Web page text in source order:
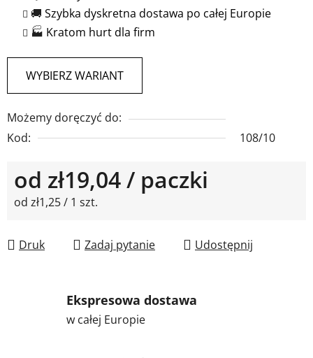
🚚 Szybka dyskretna dostawa po całej Europie
🏭 Kratom hurt dla firm
WYBIERZ WARIANT
Możemy doręczyć do:
Kod:
108/10
od zł19,04/ paczki
Cena jednostkowa:
od zł1,25 / 1 szt.
Druk Zadaj pytanie Udostępnij
Ekspresowa dostawa
w całej Europie